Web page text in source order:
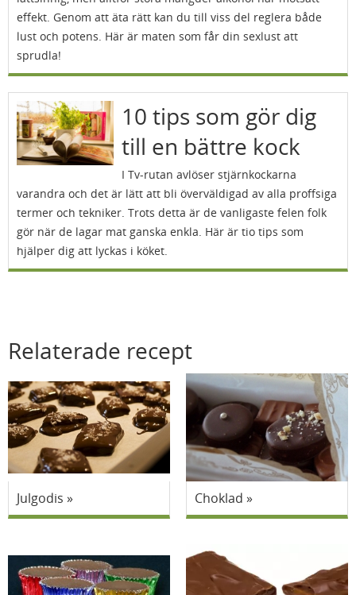
effekt. Genom att äta rätt kan du till viss del reglera både
lust och potens. Här är maten som får din sexlust att
sprudla!
10 tips som gör dig
till en bättre kock
I Tv-rutan avlöser stjärnkockarna
varandra och det är lätt att bli överväldigad av alla proffsiga
termer och tekniker. Trots detta är de vanligaste felen folk
gör när de lagar mat ganska enkla. Här är tio tips som
hjälper dig att lyckas i köket.
Relaterade recept
Julgodis Choklad